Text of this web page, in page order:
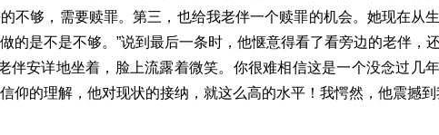
不够，需要赎罪。第三，也给我老伴一个赎罪的机会。她现在从
的是不是不够。”说到最后一条时，他惬意得看了看旁边的老伴，
伴安详地坐着，脸上流露着微笑。你很难相信这是一个没念过几
仰的理解，他对现状的接纳，就这么高的水平！我愕然，他震撼到